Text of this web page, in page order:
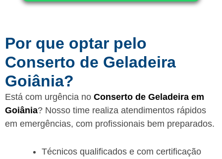
Por que optar pelo
Conserto de Geladeira
Goiânia?
Está com urgência no Conserto de Geladeira em
Goiânia? Nosso time realiza atendimentos rápidos
em emergências, com profissionais bem preparados.
Técnicos qualificados e com certificação